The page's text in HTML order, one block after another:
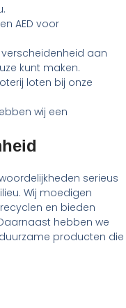
AED voor
aan
kunt maken.
loten bij onze
wij een
serieus
Wij moedigen
en bieden
hebben we
producten die